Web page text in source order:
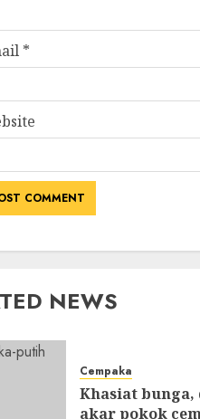
*
NEWS
Cempaka
Khasiat bunga,
akar pokok